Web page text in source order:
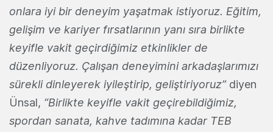
onlara iyi bir deneyim yaşatmak istiyoruz. Eğitim,
gelişim ve kariyer fırsatlarının yanı sıra birlikte
keyifle vakit geçirdiğimiz etkinlikler de
düzenliyoruz. Çalışan deneyimini arkadaşlarımızı
sürekli dinleyerek iyileştirip, geliştiriyoruz” diyen
Ünsal, “Birlikte keyifle vakit geçirebildiğimiz,
spordan sanata, kahve tadımına kadar TEB